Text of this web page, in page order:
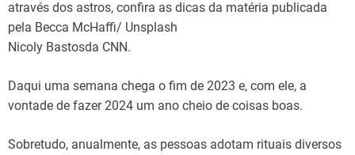
através dos astros, confira as dicas da matéria publicada
pela Becca McHaffi/ Unsplash
Nicoly Bastosda CNN.
Daqui uma semana chega o fim de 2023 e, com ele, a
vontade de fazer 2024 um ano cheio de coisas boas.
Sobretudo, anualmente, as pessoas adotam rituais diversos